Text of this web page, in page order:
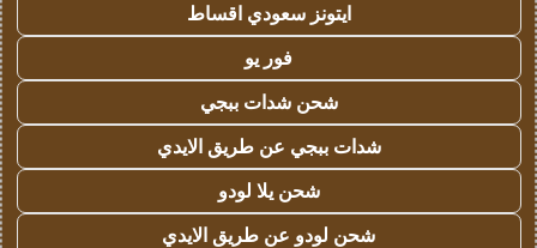
ايتونز سعودي اقساط
فور يو
شحن شدات ببجي
شدات ببجي عن طريق الايدي
شحن يلا لودو
شحن لودو عن طريق الايدي